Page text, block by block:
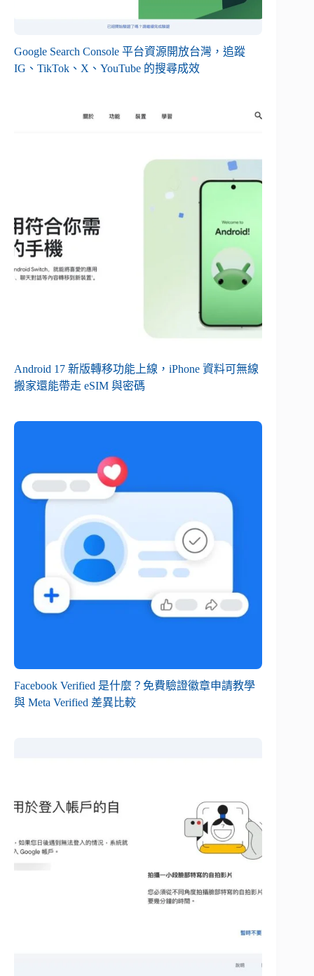
Google Search Console 平台資源開放台灣，追蹤
IG、TikTok、X、YouTube 的搜尋成效
Android 17 新版轉移功能上線，iPhone 資料可無線
搬家還能帶走 eSIM 與密碼
Facebook Verified 是什麼？免費驗證徽章申請教學
與 Meta Verified 差異比較